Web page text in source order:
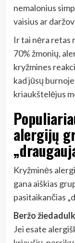
nemalonius
vaisius ar
Ir tai nėra retas
70% žmonių,
kryžmines
kad jūsų
kriaukštelėjus
alergijų
Kryžminės
gana aiškias
pasitaikančias
Beržo
Jei esate